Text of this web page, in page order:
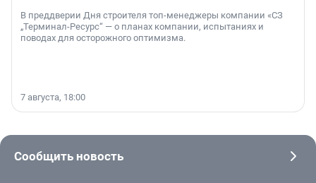
В преддверии Дня строителя топ-менеджеры компании «СЗ
„Терминал-Ресурс“ — о планах компании, испытаниях и
поводах для осторожного оптимизма.
7 августа, 18:00
Сообщить новость